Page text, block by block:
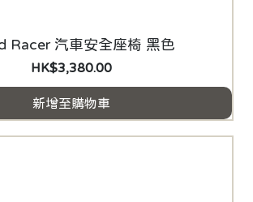
Racer 汽車安全座椅 黑色
價格
HK$3,380.00
新增至購物車